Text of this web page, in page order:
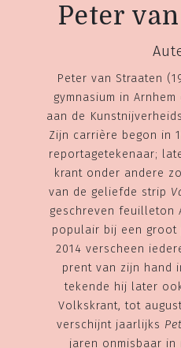
Peter
Peter van Straaten
gymnasium in
aan de
Zijn carrière begon in
reportagetekenaar;
krant onder andere
van de geliefde strip
geschreven feuilleton
populair bij een groot
2014 verscheen
prent van zijn hand
tekende hij later
Volkskrant, tot
verschijnt jaarlijks
jaren onmisbaar in